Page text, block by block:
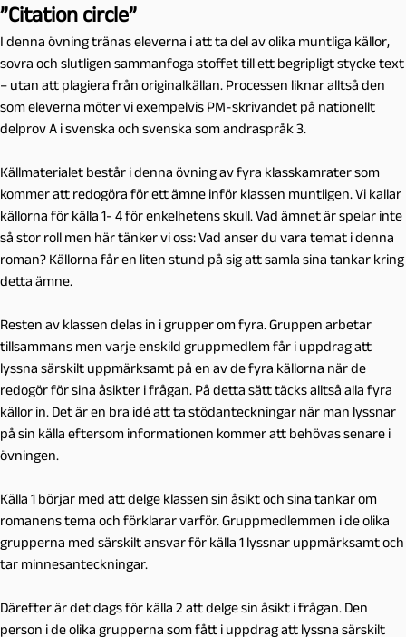
”Citation circle”
I denna övning tränas eleverna iatt ta del av olika muntliga källor,
sovra och slutligen sammanfoga stoffet till ett begripligt stycke text
– utan att plagiera från originalkällan. Processen liknar alltså den
som eleverna möter vi exempelvis PM-skrivandet på nationellt
delprov A i svenska och svenska som andraspråk 3.
Källmaterialet består i denna övning av fyra klasskamrater som
kommer att redogöra för ett ämne inför klassen muntligen. Vi kallar
källorna för källa 1- 4 för enkelhetens skull. Vad ämnet är spelar inte
så stor roll men härtänker vi oss:Vad anser du vara temat i denna
roman? Källorna får en liten stund på sig att samla sina tankar kring
detta ämne.
Resten av klassen delas in i grupper om fyra. Gruppen arbetar
tillsammans men varje enskild gruppmedlem får i uppdrag att
lyssna särskilt uppmärksamt på en av de fyra källorna när de
redogör för sina åsikter i frågan. På detta sätt täcks alltså alla fyra
källor in. Det är en bra idé att ta stödanteckningar när man lyssnar
på sin källa eftersom informationen kommer att behövas senare i
övningen.
Källa 1 börjar med att delge klassen sin åsikt och sina tankar om
romanens tema och förklarar varför. Gruppmedlemmen i de olika
grupperna med särskilt ansvar för källa 1 lyssnar uppmärksamt och
tar minnesanteckningar.
Därefter är det dags för källa 2 att delge sin åsikt i frågan. Den
person i de olika grupperna som fått i uppdrag att lyssna särskilt